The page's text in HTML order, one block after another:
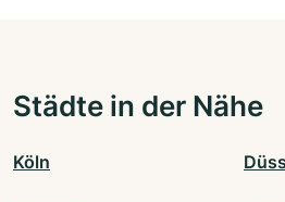
Städte in der Nähe
Köln